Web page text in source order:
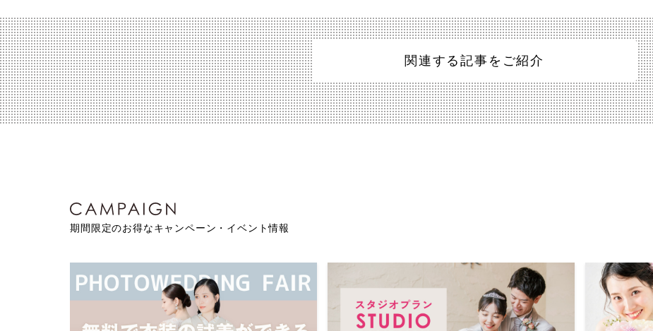
関連する記事をご紹介
期間限定のお得なキャンペーン・イベント情報